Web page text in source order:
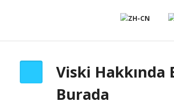
Viski
Burada